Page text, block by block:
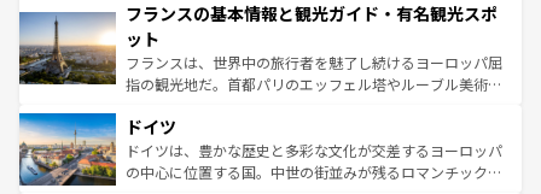
ませてくれるイタリアで、忘れられない旅をしてみよう！
なお、新着のイタリア情報は
しい。
文化が根付くこの国では、情熱的なフラメンコ、熱気あふ
れる闘牛、そして美味しいタパスが生活の一部となってい
る。首都マドリードの洗練された雰囲気や、バルセロナの
アートに溢れた街角から、地方では古代ローマ遺跡や中世
せる。地方によって風土や気候が異なるスペインはその個
性で訪れる人を魅了する。 なお、新着のスペイン情報は コ
ンテンツ一覧を参照してほしい。
フランスの基本情報と観光ガイド・有名観光スポ
ット
フランスは、世界中の旅行者を魅了し続けるヨーロッパ屈
指の観光地だ。首都パリのエッフェル塔やルーブル美術館
で、幅広い魅力が詰まっている。華麗な宮殿、歴史的な大
聖堂、美しいビーチ、そして豊かな自然が、訪れる者を心
から魅了する。また、フランスは美食の国としても知ら
ドイツ
ドイツは、豊かな歴史と多彩な文化が交差するヨーロッパ
の中心に位置する国。中世の街並みが残るロマンチック街